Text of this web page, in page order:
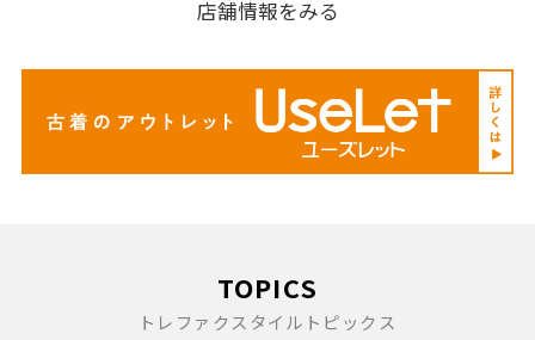
店舗情報をみる
TOPICS
トレファクスタイルトピックス